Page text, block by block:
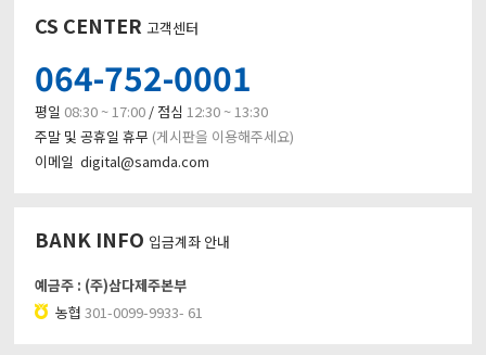
CS CENTER고객센터
064-752-0001
평일 08:30 ~ 17:00 / 점심12:30 ~ 13:30
주말 및 공휴일 휴무 (게시판을 이용해주세요)
이메일 digital@samda.com
BANK INFO 입금계좌 안내
예금주 : (주)삼다제주본부
농협 301-0099-9933- 61